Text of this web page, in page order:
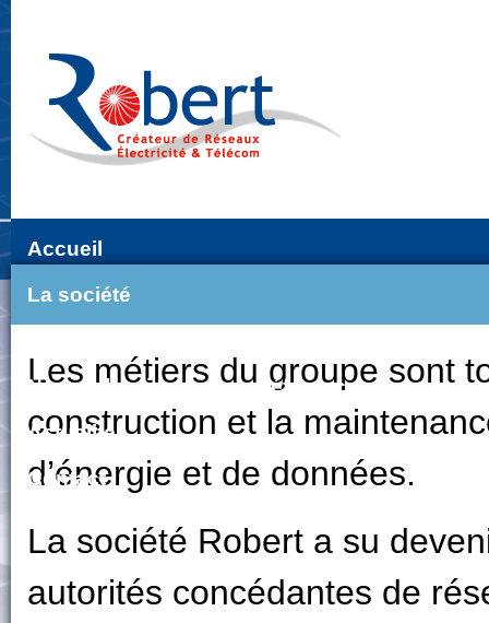
Accueil
La société
Nos réalisations et nos références
Actualités
Contact
Nos métiers, nos
Les métiers du groupe sont
construction et la
d’énergie et de données.
La société Robert a su
autorités concédantes de